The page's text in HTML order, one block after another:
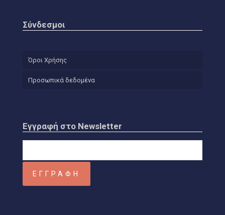
Σύνδεσμοι
Όροι Χρήσης
Προσωπικά δεδομένα
Εγγραφή στο Newsletter